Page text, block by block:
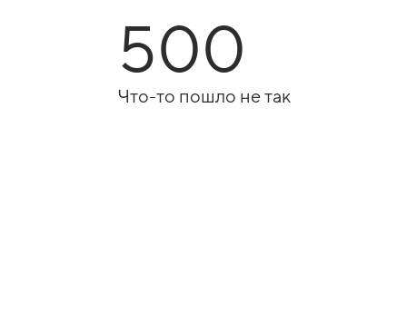
500
Что-то пошло не так